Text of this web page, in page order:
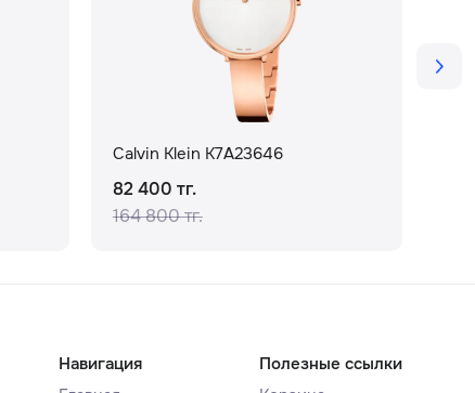
Calvin Klein K7A23646
82 400 тг.
164 800 тг.
Навигация
Полезные ссылки